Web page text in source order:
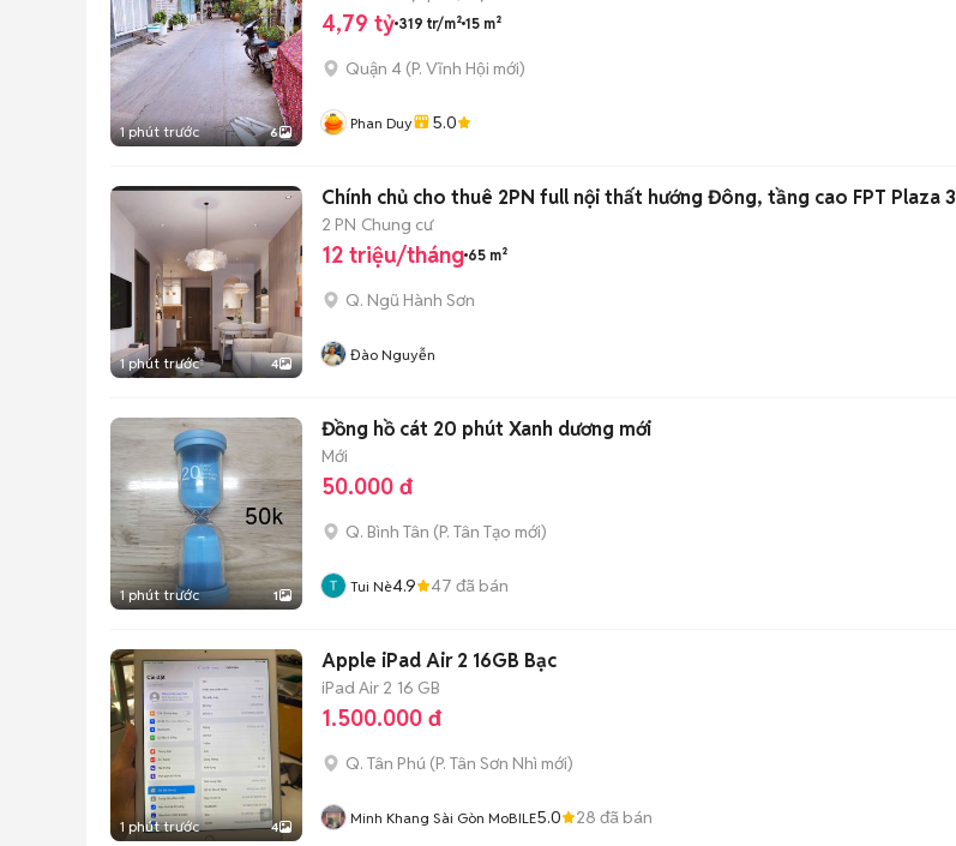
1 phút trước 6
4,79 tỷ 319 tr/m² 15 m²
Quận 4 (P. Vĩnh Hội mới)
Phan Duy 5.0
1 phút trước 4
Chính chủ cho thuê 2PN full nội thất hướng Đông, tầng cao FPT Plaza 3
2 PN Chung cư
12 triệu/tháng 65 m²
Q. Ngũ Hành Sơn
Đào Nguyễn
1 phút trước 1
Đồng hồ cát 20 phút Xanh dương mới
Mới
50.000 đ
Q. Bình Tân (P. Tân Tạo mới)
Tui Nè4.9 47 đã bán
1 phút trước 4
Apple iPad Air 2 16GB Bạc
iPad Air 2 16 GB
1.500.000 đ
Q. Tân Phú (P. Tân Sơn Nhì mới)
Minh Khang Sài Gòn MoBILE5.0 28 đã bán